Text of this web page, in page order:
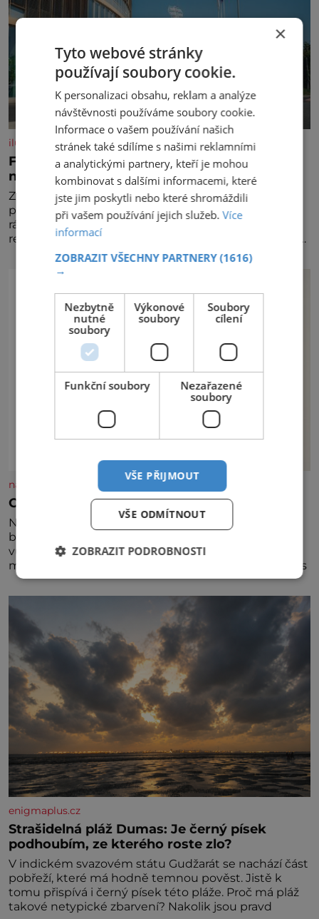
iluxus.cz
Ford dává český fotbal do pohybu. Stává se
novým partnerem FAČR
Značka Ford se od srpna 2026 stává novým
partnerem Fotbalové asociace České republiky. V
rámci tříleté spolupráce zajistí mobilitu asociace,
reprezentačních týmů i českého fotbalu v regionech.
nasehvezdy.cz
Osamělá herečka Syslová všechno vzdala?
Nedávno se povídalo, že má Dana Syslová (80)
blízkého přítele, který je jí oporou. Ale je to ještě
vůbec pravda? V posledních dnech čím dál častěji
mluví o svém odchodu. Dohnala ji snad samota? Půs
enigmaplus.cz
Strašidelná pláž Dumas: Je černý písek
podhoubím, ze kterého roste zlo?
V indickém svazovém státu Gudžarát se nachází část
pobřeží, které má hodně temnou pověst. Jistě k
tomu přispívá i černý písek této pláže. Proč má pláž
takové netypické zbarvení? Nakolik jsou pravd
×
Tyto webové stránky
používají soubory cookie.
K personalizaci obsahu, reklam a analýze
návštěvnosti používáme soubory cookie.
Informace o vašem používání našich
stránek také sdílíme s našimi reklamními
a analytickými partnery, kteří je mohou
kombinovat s dalšími informacemi, které
jste jim poskytli nebo které shromáždili
při vašem používání jejich služeb.Více
informací
ZOBRAZIT VŠECHNY PARTNERY(1616)
→
Nezbytně
nutné
soubory
Výkonové
soubory
Soubory
cílení
Funkční soubory
Nezařazené
soubory
VŠE PŘIJMOUT
VŠE ODMÍTNOUT
ZOBRAZIT PODROBNOSTI